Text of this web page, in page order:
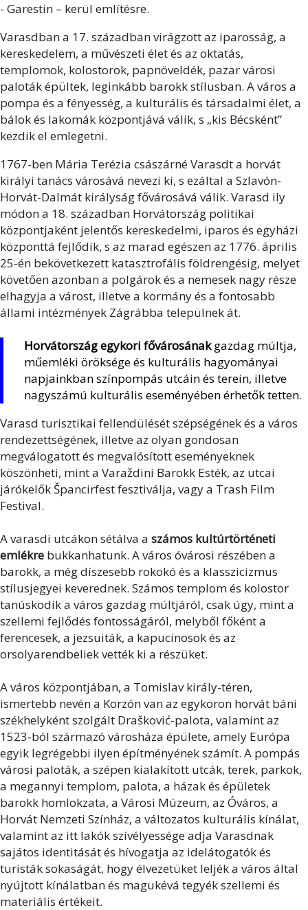
- Garestin – kerül említésre.
Varasdban a 17. században virágzott az iparosság, a
kereskedelem, a művészeti élet és az oktatás,
templomok, kolostorok, papnöveldék, pazar városi
paloták épültek, leginkább barokk stílusban. A város a
pompa és a fényesség, a kulturális és társadalmi élet, a
bálok és lakomák központjává válik, s „kis Bécsként”
kezdik el emlegetni.
1767-ben Mária Terézia császárné Varasdt a horvát
királyi tanács városává nevezi ki, s ezáltal a Szlavón-
Horvát-Dalmát királyság fővárosává válik. Varasd ily
módon a 18. században Horvátország politikai
központjaként jelentős kereskedelmi, iparos és egyházi
központtá fejlődik, s az marad egészen az 1776. április
25-én bekövetkezett katasztrofális földrengésig, melyet
követően azonban a polgárok és a nemesek nagy része
elhagyja a várost, illetve a kormány és a fontosabb
állami intézmények Zágrábba települnek át.
Horvátország egykori fővárosánakgazdag múltja,
műemléki öröksége és kulturális hagyományai
napjainkban színpompás utcáin és terein, illetve
nagyszámú kulturális eseményében érhetők tetten.
Varasd turisztikai fellendülését szépségének és a város
rendezettségének, illetve az olyan gondosan
megválogatott és megvalósított eseményeknek
köszönheti, mint a Varaždini Barokk Esték, az utcai
járókelők Špancirfest fesztiválja, vagy a Trash Film
Festival.
A varasdi utcákon sétálva a számos kultúrtörténeti
emlékre bukkanhatunk. A város óvárosi részében a
barokk, a még díszesebb rokokó és a klasszicizmus
stílusjegyei keverednek. Számos templom és kolostor
tanúskodik a város gazdag múltjáról, csak úgy, mint a
szellemi fejlődés fontosságáról, melyből főként a
ferencesek, a jezsuiták, a kapucinosok és az
orsolyarendbeliek vették ki a részüket.
A város központjában, a Tomislav király-téren,
ismertebb nevén a Korzón van az egykoron horvát báni
székhelyként szolgált Drašković-palota, valamint az
1523-ból származó városháza épülete, amely Európa
egyik legrégebbi ilyen építményének számít. A pompás
városi paloták, a szépen kialakított utcák, terek, parkok,
a megannyi templom, palota, a házak és épületek
barokk homlokzata, a Városi Múzeum, az Óváros, a
Horvát Nemzeti Színház, a változatos kulturális kínálat,
valamint az itt lakók szívélyessége adja Varasdnak
sajátos identitását és hívogatja az idelátogatók és
turisták sokaságát, hogy élvezetüket leljék a város által
nyújtott kínálatban és magukévá tegyék szellemi és
materiális értékeit.